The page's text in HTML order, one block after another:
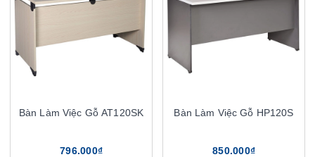
Bàn Làm Việc Gỗ AT120SK
796.000₫
Bàn Làm Việc Gỗ HP120S
850.000₫